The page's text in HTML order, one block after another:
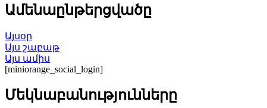
Ամենաընթերցվածը
Այսօր
Այս շաբաթ
Այս ամիս
[miniorange_social_login]
Մեկնաբանությունները